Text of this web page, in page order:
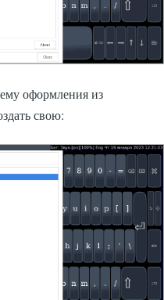
оформления из
свою: